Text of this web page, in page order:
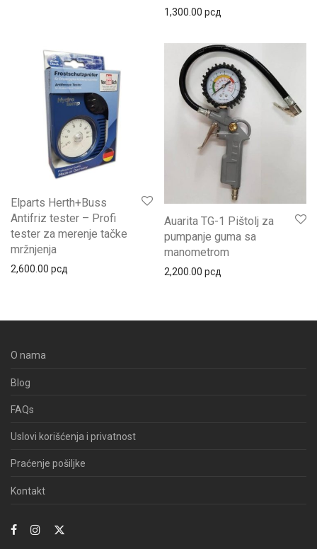
1,300.00 рсд
Elparts Herth+Buss
Antifriz tester – Profi
tester za merenje tačke
mržnjenja
2,600.00 рсд
Auarita TG-1 Pištolj za
pumpanje guma sa
manometrom
2,200.00 рсд
O nama
Blog
FAQs
Uslovi korišćenja i privatnost
Praćenje pošiljke
Kontakt